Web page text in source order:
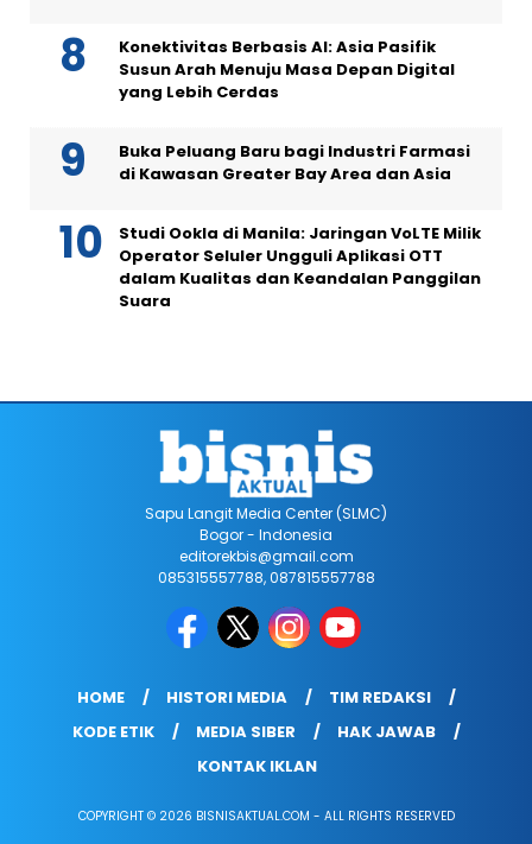
Konektivitas Berbasis AI: Asia Pasifik
Susun Arah Menuju Masa Depan Digital
yang Lebih Cerdas
Buka Peluang Baru bagi Industri Farmasi
di Kawasan Greater Bay Area dan Asia
Studi Ookla di Manila: Jaringan VoLTE Milik
Operator Seluler Ungguli Aplikasi OTT
dalam Kualitas dan Keandalan Panggilan
Suara
Sapu Langit Media Center (SLMC)
Bogor - Indonesia
editorekbis@gmail.com
085315557788, 087815557788
HOME HISTORI MEDIA
TIM REDAKSI
KODE ETIK
MEDIA SIBER
HAK JAWAB
KONTAK IKLAN
COPYRIGHT © 2026 BISNISAKTUAL.COM - ALL RIGHTS RESERVED